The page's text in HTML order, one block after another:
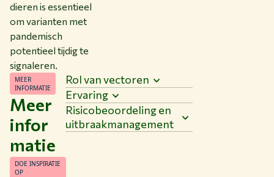
dieren is essentieel
om varianten met
pandemisch
potentieel tijdig te
signaleren.
Meer
infor
matie
MEER
INFORMATIE
Rol van vectoren
Ervaring
Risicobeoordeling en
uitbraakmanagement
DOE INSPIRATIE
OP